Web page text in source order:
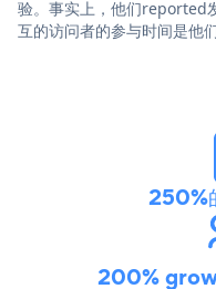
验。事实上，他们reported
互的访问者的参与时间是他
250%
200%